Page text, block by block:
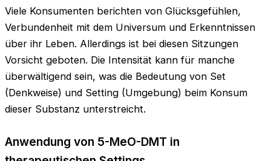
Viele Konsumenten berichten von Glücksgefühlen,
Verbundenheit mit dem Universum und Erkenntnissen
über ihr Leben. Allerdings ist bei diesen Sitzungen
Vorsicht geboten. Die Intensität kann für manche
überwältigend sein, was die Bedeutung von Set
(Denkweise) und Setting (Umgebung) beim Konsum
dieser Substanz unterstreicht.
Anwendung von 5-MeO-DMT in